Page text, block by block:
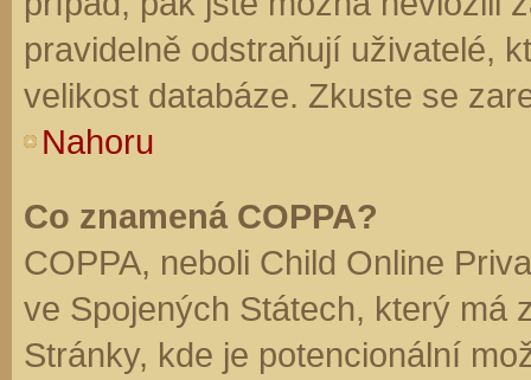
pravidelně odstraňují uživatelé,
velikost databáze. Zkuste se
Nahoru
Co znamená COPPA?
COPPA, neboli Child Online
ve Spojených Státech, který má
Stránky, kde je potencionální